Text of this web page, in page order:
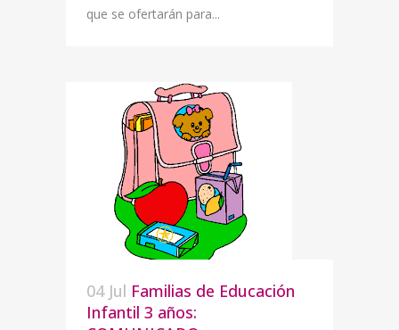
que se ofertarán para...
04 Jul Familias de Educación
Infantil 3 años: